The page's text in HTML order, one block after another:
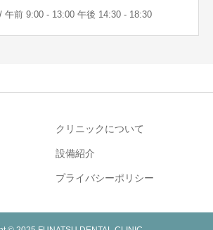
午前 9:00 - 13:00 午後 14:30 - 18:30
クリニックについて
設備紹介
プライバシーポリシー